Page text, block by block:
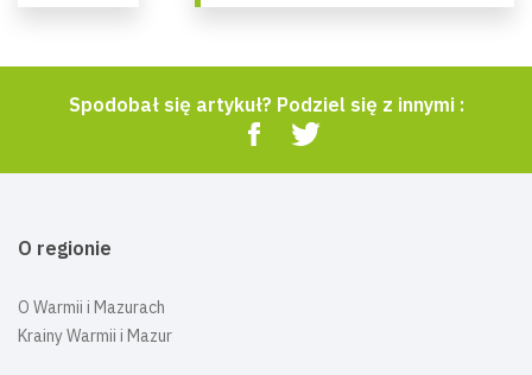
Spodobał się artykuł? Podziel się z innymi :
O regionie
O Warmii i Mazurach
Krainy Warmii i Mazur